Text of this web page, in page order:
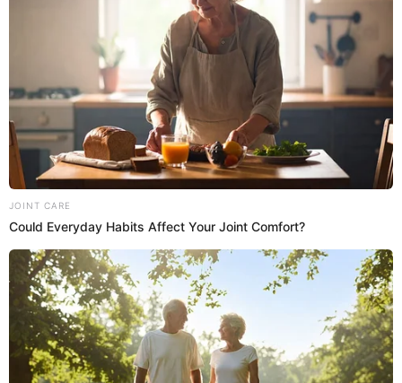
"Yo me iré de viaje bastante seguido por trabajo y hay
propuestas en el extranjero, cuales ya no puedo dejar
pasar porque son muchos años en que me he dejado de
PUEDES VER:
Jean Paul Santa María se sinceró tras separarse
de Romina Gachoy: “Todo tranquilo, pero es un
tema triste”
Jean Paul Santa María se pronuncia
tras comentarios de Magaly Medina
Jean Paul Santa María compartió un mensaje en las redes
sociales refiriéndose a los comentarios negativos de la
gente. Para muchos, esta fue una indirecta para Magaly
Medina cuando dijo que los niños iban a ser los más
afectados por su ruptura.